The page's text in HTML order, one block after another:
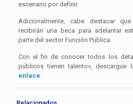
escenario por definir.
Adicionalmente, cabe destacar
recibirán una beca para adelantar
parte del sector Función Pública.
Con el fin de conocer todos los
públicos tienen talento», descargue
enlace.